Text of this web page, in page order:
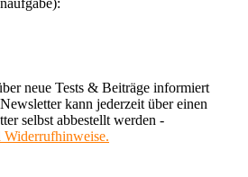
neue Tests & Beiträge informiert
kann jederzeit über einen
selbst abbestellt werden -
Widerrufhinweise.